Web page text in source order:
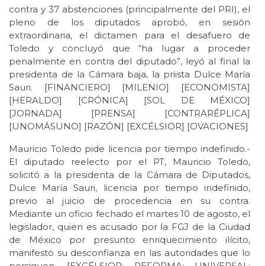
contra y 37 abstenciones (principalmente del PRI), el
pleno de los diputados aprobó, en sesión
extraordinaria, el dictamen para el desafuero de
Toledo y concluyó que “ha lugar a proceder
penalmente en contra del diputado”, leyó al final la
presidenta de la Cámara baja, la priista Dulce María
Sauri. [FINANCIERO] [MILENIO] [ECONOMISTA]
[HERALDO] [CRÓNICA] [SOL DE MÉXICO]
[JORNADA] [PRENSA] [CONTRARÉPLICA]
[UNOMÁSUNO] [RAZÓN] [EXCÉLSIOR] [OVACIONES]
Mauricio Toledo pide licencia por tiempo indefinido.-
El diputado reelecto por el PT, Mauricio Toledo,
solicitó a la presidenta de la Cámara de Diputados,
Dulce María Sauri, licencia por tiempo indefinido,
previo al juicio de procedencia en su contra.
Mediante un oficio fechado el martes 10 de agosto, el
legislador, quien es acusado por la FGJ de la Ciudad
de México por presunto enriquecimiento ilícito,
manifestó su desconfianza en las autoridades que lo